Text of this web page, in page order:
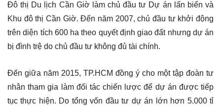
Đô thị Du lịch Cần Giờ làm chủ đầu tư Dự án lấn biển và
Khu đô thị Cần Giờ. Đến năm 2007, chủ đầu tư khởi động
trên diện tích 600 ha theo quyết định giao đất nhưng dự án
bị đình trệ do chủ đầu tư không đủ tài chính.
Đến giữa năm 2015, TP.HCM đồng ý cho một tập đoàn tư
nhân tham gia làm đối tác chiến lược để dự án được tiếp
tục thực hiện. Do tổng vốn đầu tư dự án lớn hơn 5.000 tỉ